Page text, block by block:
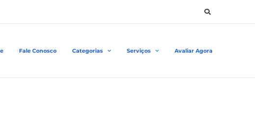
Fale Conosco Categorias Serviços Avaliar Agora